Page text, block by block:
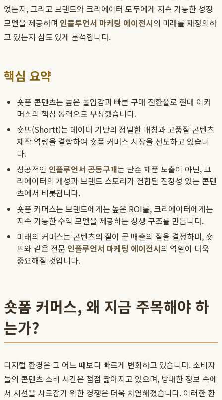
었는지, 그리고 브랜드와 크리에이터 모두에게 지속 가능한 성장
모델을 제공하며 인플루언서 마케팅 에이전시의 미래를 재정의하
고 있는지 심도 있게 분석합니다.
핵심 요약
숏폼 콘텐츠는 높은 몰입감과 빠른 구매 전환율로 현대 이커
머스의 핵심 동력으로 부상했습니다.
숏뜨(Shortt)는 데이터 기반의 정밀한 매칭과 고품질 콘텐츠
제작 역량을 결합하여 숏폼 커머스 시장을 선도하고 있습니
다.
성공적인 인플루언서 공동구매는 단순 제품 노출이 아닌, 크
리에이터의 개성과 브랜드 스토리가 결합된 진정성 있는 콘텐
츠에서 비롯됩니다.
숏폼 커머스는 브랜드에게는 높은 ROI를, 크리에이터에게는
지속 가능한 수익 모델을 제공하는 상생 구조를 만듭니다.
미래의 커머스는 콘텐츠의 질이 곧 매출의 질을 결정하며, 숏
뜨와 같은 전문 인플루언서 마케팅 에이전시의 역할이 더욱
중요해질 것입니다.
숏폼 커머스, 왜 지금 주목해야 하
는가?
디지털 환경은 그 어느 때보다 빠르게 변화하고 있습니다. 소비자
들의 콘텐츠 소비 시간은 점점 짧아지고 있으며, 방대한 정보 속에
서 시선을 사로잡기 위한 경쟁은 더욱 치열해졌습니다. 이러한 환